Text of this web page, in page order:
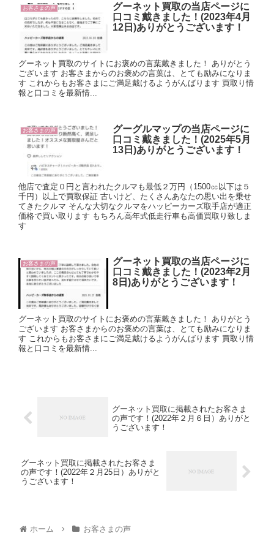
お客さまの声
グーネット買取の当店ページに
口コミ戴きました！(2023年4月
12日)ありがとうございます！
グーネット買取のサイトにお褒めの言葉戴きました！ ありがとう
ございます お客さまからのお褒めの言葉は、とても励みになりま
す これからもお客さまにご満足戴けるようがんばります 買取り情
報と口コミを最新情...
お客さまの声
グーグルマップの当店ページに
口コミ戴きました！(2025年5月
13日)ありがとうございます！
他店で査定０円と言われたクルマも最低２万円（1500㏄以下は５
千円）以上で買取保証 古いけど、たくさんあなたの思い出を乗せ
てきたクルマ そんな大切なクルマをハッピーカーズ取手店が適正
価格で買い取ります もちろん高年式低走行車も高価買取り致しま
す
お客さまの声
グーネット買取の当店ページに
口コミ戴きました！(2023年2月
8日)ありがとうございます！
グーネット買取のサイトにお褒めの言葉戴きました！ ありがとう
ございます お客さまからのお褒めの言葉は、とても励みになりま
す これからもお客さまにご満足戴けるようがんばります 買取り情
報と口コミを最新情...
グーネット買取に掲載されたお客さま
の声です！(2022年２月６日）ありがと
うございます！
グーネット買取に掲載されたお客さま
の声です！(2022年２月25日）ありがと
うございます！
ホーム お客さまの声